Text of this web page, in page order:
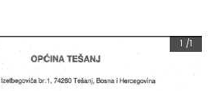
1 /1